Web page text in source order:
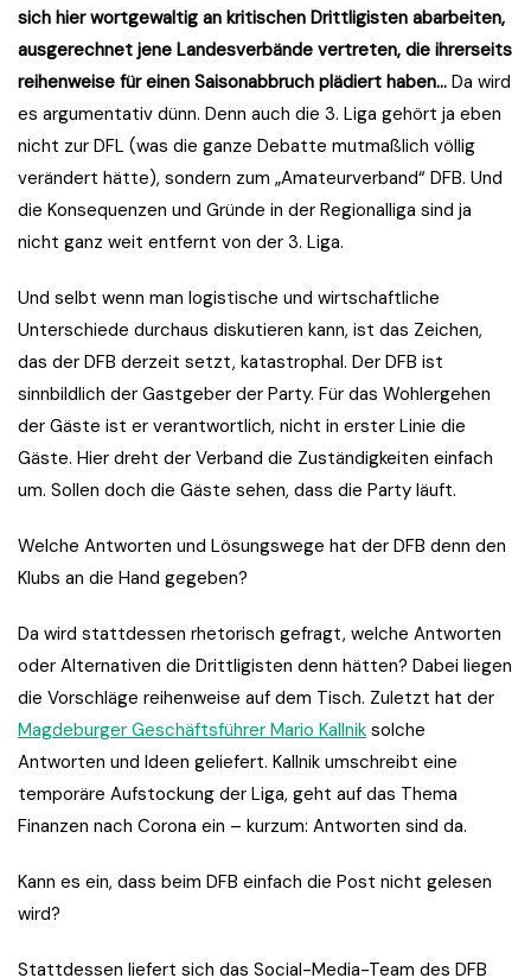
sich hier wortgewaltig an kritischen Drittligisten abarbeiten,
ausgerechnet jene Landesverbände vertreten, die ihrerseits
reihenweise für einen Saisonabbruch plädiert haben… Da wird
es argumentativ dünn. Denn auch die 3. Liga gehört ja eben
nicht zur DFL (was die ganze Debatte mutmaßlich völlig
verändert hätte), sondern zum „Amateurverband“ DFB. Und
die Konsequenzen und Gründe in der Regionalliga sind ja
nicht ganz weit entfernt von der 3. Liga.
Und selbt wenn man logistische und wirtschaftliche
Unterschiede durchaus diskutieren kann, ist das Zeichen,
das der DFB derzeit setzt, katastrophal. Der DFB ist
sinnbildlich der Gastgeber der Party. Für das Wohlergehen
der Gäste ist er verantwortlich, nicht in erster Linie die
Gäste. Hier dreht der Verband die Zuständigkeiten einfach
um. Sollen doch die Gäste sehen, dass die Party läuft.
Welche Antworten und Lösungswege hat der DFB denn den
Klubs an die Hand gegeben?
Da wird stattdessen rhetorisch gefragt, welche Antworten
oder Alternativen die Drittligisten denn hätten? Dabei liegen
die Vorschläge reihenweise auf dem Tisch. Zuletzt hat der
Magdeburger Geschäftsführer Mario Kallnik solche
Antworten und Ideen geliefert. Kallnik umschreibt eine
temporäre Aufstockung der Liga, geht auf das Thema
Finanzen nach Corona ein – kurzum: Antworten sind da.
Kann es ein, dass beim DFB einfach die Post nicht gelesen
wird?
Stattdessen liefert sich das Social-Media-Team des DFB